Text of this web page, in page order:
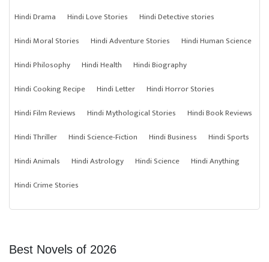
Hindi Drama
Hindi Love Stories
Hindi Detective stories
Hindi Moral Stories
Hindi Adventure Stories
Hindi Human Science
Hindi Philosophy
Hindi Health
Hindi Biography
Hindi Cooking Recipe
Hindi Letter
Hindi Horror Stories
Hindi Film Reviews
Hindi Mythological Stories
Hindi Book Reviews
Hindi Thriller
Hindi Science-Fiction Hindi Business
Hindi Sports
Hindi Animals
Hindi Astrology Hindi Science
Hindi Anything
Hindi Crime Stories
Best Novels of 2026